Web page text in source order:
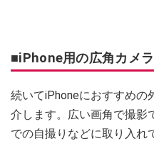
■iPhone用の広角カメ
続いてiPhoneにおすすめの
介します。広い画角で撮影
での自撮りなどに取り入れ